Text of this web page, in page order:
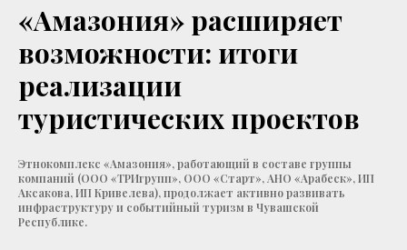
«Амазония» расширяет
возможности: итоги
реализации
туристических проектов
Этнокомплекс «Амазония», работающий в составе группы
компаний (ООО «ТРИгрупп», ООО «Старт», АНО «Арабеск», ИП
Аксакова, ИП Кривелева), продолжает активно развивать
инфраструктуру и событийный туризм в Чувашской
Республике.